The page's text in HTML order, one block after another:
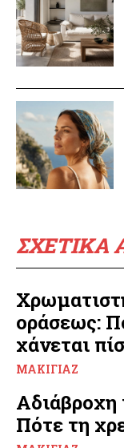
ΣΧΕΤΙΚΑ
οράσεως:
χάνεται
ΜΑΚΙΓΙΆΖ
Αδιάβροχη
Πότε τη